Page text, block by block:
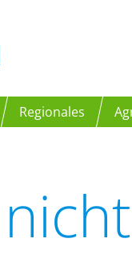
Regionales